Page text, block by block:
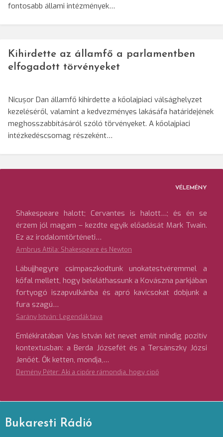
fontosabb állami intézmények…
Kihirdette az államfő a parlamentben
elfogadott törvényeket
Nicușor Dan államfő kihirdette a kőolajpiaci válsághelyzet
kezeléséről, valamint a kedvezményes lakásáfa határidejének
meghosszabbításáról szóló törvényeket. A kőolajpiaci
intézkedéscsomag részeként…
VÉLEMÉNY
Shakespeare halott; Cervantes is halott…; és én se
érzem jól magam – kezdte egyik előadását Mark Twain.
Ez az irodalomtörténeti…
Ambrus Attila: Shakespeare és Newton
Lábujjhegyre csimpaszkodtunk unokatestvéremmel a
kőfal mellett, hogy beleláthassunk a Kovászna parkjában
fortyogó iszapvulkánba és apró kavicsokat dobjunk a
fura szagú…
Sarány István: Legendák tava
Emlékiratában Vas István két nevet említ mindig pozitív
kontextusban: a Berda Józsefét és a Tersánszky Józsi
Jenőét. Ők ketten, mondja,…
Demény Péter: Aki a cipőre rámondja, hogy cipő
Bukaresti Rádió